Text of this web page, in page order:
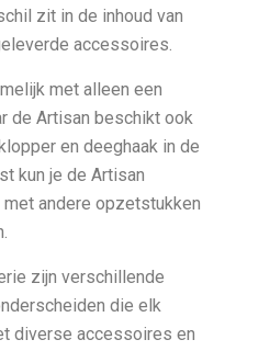
zit in de inhoud van
accessoires.
met alleen een
de Artisan beschikt ook
en deeghaak in de
kun je de Artisan
andere opzetstukken
zijn verschillende
die elk
diverse accessoires en